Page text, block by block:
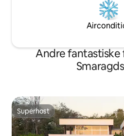
Andre fantastiske
Superhost
Superhost